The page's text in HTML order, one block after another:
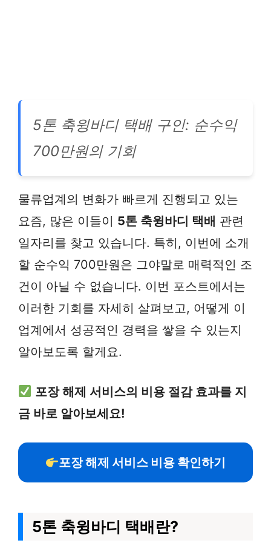
5톤 축윙바디 택배 구인: 순수익
700만원의 기회
물류업계의 변화가 빠르게 진행되고 있는
요즘, 많은 이들이 5톤 축윙바디 택배 관련
일자리를 찾고 있습니다. 특히, 이번에 소개
할 순수익 700만원은 그야말로 매력적인 조
건이 아닐 수 없습니다. 이번 포스트에서는
이러한 기회를 자세히 살펴보고, 어떻게 이
업계에서 성공적인 경력을 쌓을 수 있는지
알아보도록 할게요.
포장 해제 서비스의 비용 절감 효과를 지
금 바로 알아보세요!
포장 해제 서비스 비용 확인하기
5톤 축윙바디 택배란?